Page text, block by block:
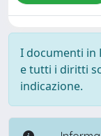
I documenti in
e tutti i diritti
indicazione.